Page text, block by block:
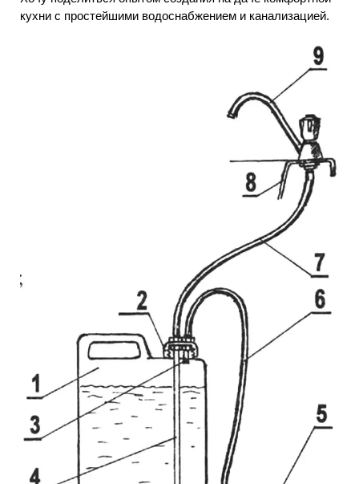
кухни с простейшими водоснабжением и канализацией.